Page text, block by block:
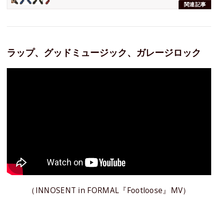
関連記事
ラップ、グッドミュージック、ガレージロック
（INNOSENT in FORMAL『Footloose』MV）